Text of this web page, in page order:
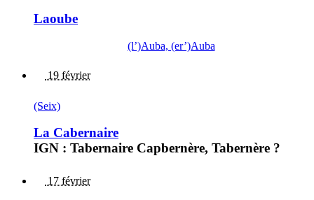
Laoube
(l’)Auba, (er’)Auba
19 février
(Seix)
La Cabernaire
IGN : Tabernaire Capbernère, Tabernère ?
17 février